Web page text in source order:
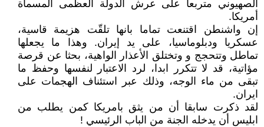
الصهيوني متربعا على عرش الدولة العظمى المسماة
أمريكا.
إن واشنطن اقتنعت تماما بانها تلقّت هزيمة قاسية،
عسكريا ودبلوماسيا، على يد إيران. وهذا ما يجعلها
تماطل وتتحجج و وتختلق الأعذار الواهية، بحثا عن قرصة
مؤاتية، قد لا تتكرر ابدا، لرد الاعتبار لنفسها وحفظ ما
تبقى من ماء الوجه، وذلك عبر استئناف الهجمات على
ايران.
لقد ذكرت سابقا أن من يثق بامريكا كمن يطلب من
ابليس أن يدخله الجنة من الباب الرئيسي !